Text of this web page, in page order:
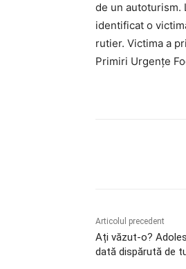
de un autoturism.
identificat o
rutier. Victima a
Primiri Urgențe
Articolul precedent
Ați văzut-o?
dată dispărută de